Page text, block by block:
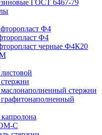
ГОСТ 6467-79
Ф4
Ф4
черные Ф4К20
стержни
С